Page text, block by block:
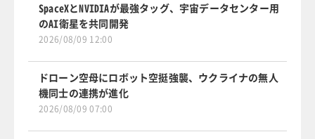
SpaceXとNVIDIAが最強タッグ、宇宙データセンター用
のAI衛星を共同開発
2026/08/09 12:00
ドローン空母にロボット空挺強襲、ウクライナの無人
機同士の連携が進化
2026/08/09 07:00